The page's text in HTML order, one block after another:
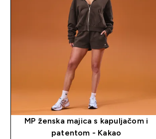
MP ženska majica s kapuljačom i
patentom - Kakao